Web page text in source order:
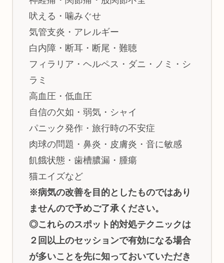
吠える・噛みぐせ
気管支炎・アレルギー
白内障・断耳・断尾・難聴
フィラリア・ヘルペス・ダニ・ノミ・シ
ラミ
高血圧・低血圧
自信の欠如・弱気・シャイ
パニック発作・旅行時の不安症
肉球の問題・鼻炎・皮膚炎・音に敏感
飢餓状態・歯槽膿漏・腫瘍
猫エイズなど
※病気の改善を目的としたものではあり
ませんので予めご了承ください。
◎これらのスポット的対処テクニックは
２回以上のセッションで有効になる場合
が多いことを先に知っておいていただき